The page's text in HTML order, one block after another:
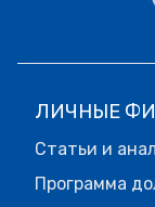
ЛИЧНЫЕ
Статьи и
Программа